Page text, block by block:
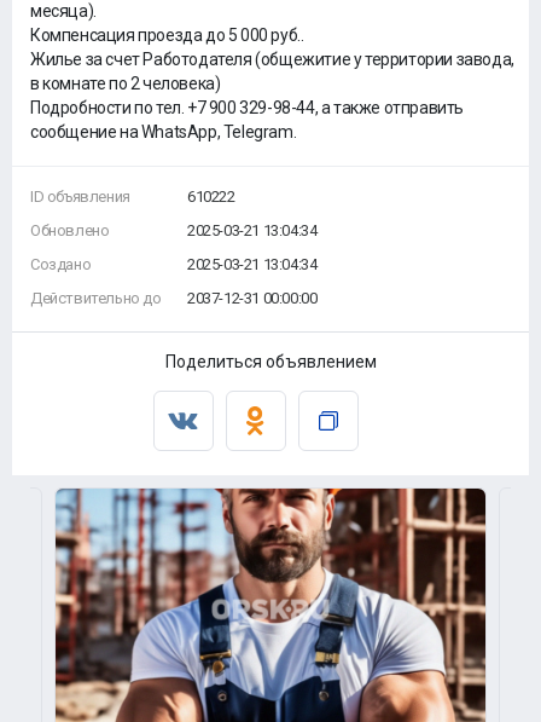
месяца).
Компенсация проезда до 5 000 руб..
Жилье за счет Работодателя (общежитие у территории завода,
в комнате по 2 человека)
Подробности по тел. +7 900 329-98-44, а также отправить
сообщение на WhatsApp, Telegram.
ID объявления
Обновлено
Создано
Действительно до
610222
2025-03-21 13:04:34
2025-03-21 13:04:34
2037-12-31 00:00:00
Поделиться объявлением